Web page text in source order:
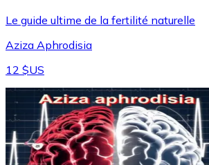
Le guide ultime de la fertilité naturelle
Aziza Aphrodisia
12 $US